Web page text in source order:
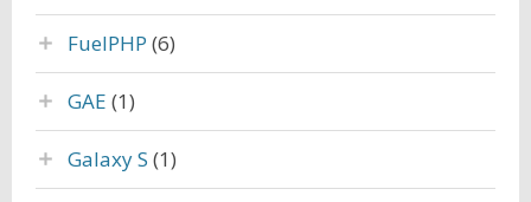
FuelPHP (6)
GAE (1)
Galaxy S (1)